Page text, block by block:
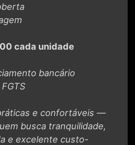
cada unidade
bancário
e confortáveis —
busca tranquilidade,
e excelente custo-